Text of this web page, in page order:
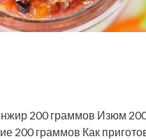
200 граммов Изюм
200 граммов Как